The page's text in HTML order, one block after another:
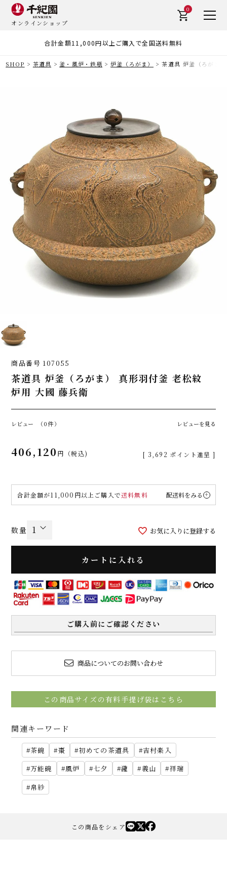
合計金額11,000円以上ご購入で全国送料無料
オンラインショップ
0
SHOP 茶道具 釜・風炉・鉄瓶 炉釜（ろがま） 茶道具 炉釜（ろがま
商品番号 107055
茶道具 炉釜（ろがま） 真形羽付釜 老松紋
炉用 大國 藤兵衛
レビュー （0件） レビューを見る
406,120 税込 [ 3,692 ポイント進呈 ]
合計金額が11,000円以上ご購入で送料無料 配送料をみる
お気に入りに登録する
カートに入れる
ご購入前にご確認ください
商品についてのお問い合わせ
この商品サイズの有料手提げ袋はこちら
関連キーワード
茶碗 棗 初めての茶道具
吉村楽入
万能碗
風炉 七夕 瀧 義山
祥瑞
帛紗
この商品をシェア